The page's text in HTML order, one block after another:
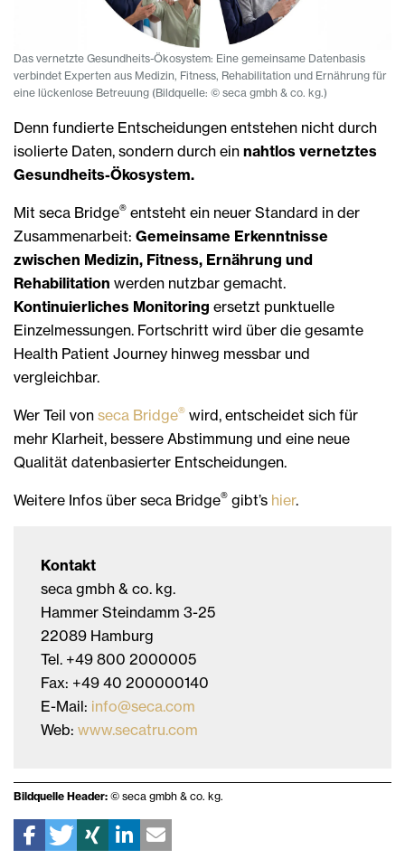
Das vernetzte Gesundheits-Ökosystem: Eine gemeinsame Datenbasis
verbindet Experten aus Medizin, Fitness, Rehabilitation und Ernährung für
eine lückenlose Betreuung (Bildquelle: © seca gmbh & co. kg.)
Denn fundierte Entscheidungen entstehen nicht durch
isolierte Daten, sondern durch ein nahtlos vernetztes
Gesundheits-Ökosystem.
Mit seca Bridge® entsteht ein neuer Standard in der
Zusammenarbeit: Gemeinsame Erkenntnisse
zwischen Medizin, Fitness, Ernährung und
Rehabilitation werden nutzbar gemacht.
Kontinuierliches Monitoring ersetzt punktuelle
Einzelmessungen. Fortschritt wird über die gesamte
Health Patient Journey hinweg messbar und
vergleichbar.
Wer Teil von seca Bridge® wird, entscheidet sich für
mehr Klarheit, bessere Abstimmung und eine neue
Qualität datenbasierter Entscheidungen.
Weitere Infos über seca Bridge® gibt’s hier.
Kontakt
seca gmbh & co. kg.
Hammer Steindamm 3-25
22089 Hamburg
Tel. +49 800 2000005
Fax: +49 40 200000140
E-Mail: info@seca.com
Web: www.secatru.com
Bildquelle Header: © seca gmbh & co. kg.